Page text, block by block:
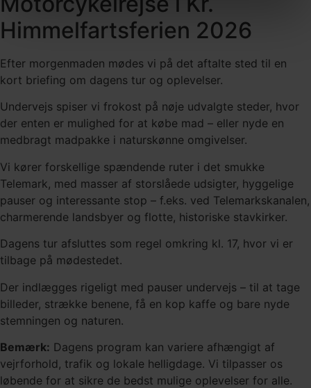
Himmelfartsferien 2026
Efter morgenmaden mødes vi på det aftalte sted til en
kort briefing om dagens tur og oplevelser.
Undervejs spiser vi frokost på nøje udvalgte steder, hvor
der enten er mulighed for at købe mad – eller nyde en
medbragt madpakke i naturskønne omgivelser.
Vi kører forskellige spændende ruter i det smukke
Telemark, med masser af storslåede udsigter, hyggelige
pauser og interessante stop – f.eks. ved Telemarkskanalen,
charmerende landsbyer og flotte, historiske stavkirker.
Dagens tur afsluttes som regel omkring kl. 17, hvor vi er
tilbage på mødestedet.
Der indlægges rigeligt med pauser undervejs – til at tage
billeder, strække benene, få en kop kaffe og bare nyde
stemningen og naturen.
Bemærk: Dagens program kan variere afhængigt af
vejrforhold, trafik og lokale helligdage. Vi tilpasser os
løbende for at sikre de bedst mulige oplevelser for alle.